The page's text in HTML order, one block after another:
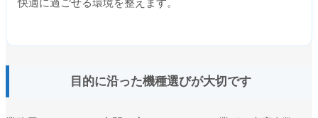
快適に過ごせる環境を整えます。
目的に沿った機種選びが大切です